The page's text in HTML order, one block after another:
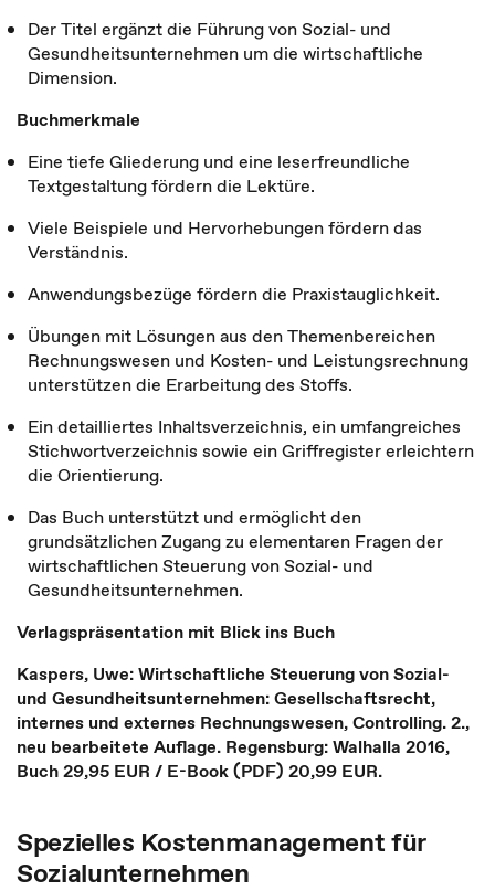
Der Titel ergänzt die Führung von Sozial- und
Gesundheitsunternehmen um die wirtschaftliche
Dimension.
Buchmerkmale
Eine tiefe Gliederung und eine leserfreundliche
Textgestaltung fördern die Lektüre.
Viele Beispiele und Hervorhebungen fördern das
Verständnis.
Anwendungsbezüge fördern die Praxistauglichkeit.
Übungen mit Lösungen aus den Themenbereichen
Rechnungswesen und Kosten- und Leistungsrechnung
unterstützen die Erarbeitung des Stoffs.
Ein detailliertes Inhaltsverzeichnis, ein umfangreiches
Stichwortverzeichnis sowie ein Griffregister erleichtern
die Orientierung.
Das Buch unterstützt und ermöglicht den
grundsätzlichen Zugang zu elementaren Fragen der
wirtschaftlichen Steuerung von Sozial- und
Gesundheitsunternehmen.
Verlagspräsentation mit Blick ins Buch
Kaspers, Uwe: Wirtschaftliche Steuerung von Sozial-
und Gesundheitsunternehmen: Gesellschaftsrecht,
internes und externes Rechnungswesen, Controlling. 2.,
neu bearbeitete Auflage. Regensburg: Walhalla 2016,
Buch 29,95 EUR / E-Book (PDF) 20,99 EUR.
Spezielles Kostenmanagement für
Sozialunternehmen